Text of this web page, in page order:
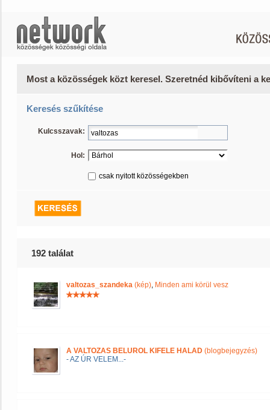
Most a közösségek közt keresel. Szeretnéd kibővíteni a
Keresés szűkítése
Kulcsszavak:
Hol:
csak nyitott közösségekben
192 találat
valtozas_szandeka (kép), Minden ami körül vesz
A VALTOZAS BELUROL KIFELE HALAD (blogbejegyzés)
- AZ ÚR VELEM...-